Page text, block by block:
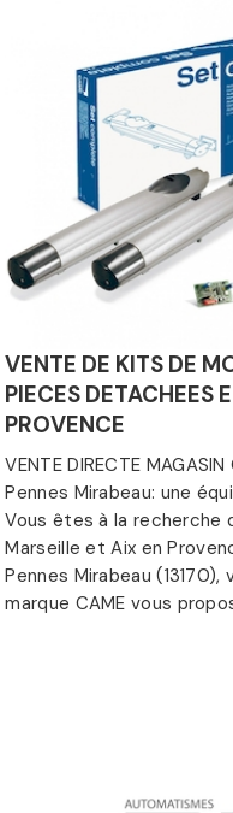
VENTE DE KITS DE
PIECES DETACHEES
PROVENCE
VENTE DIRECTE
Pennes Mirabeau: une
Vous êtes à la recherche
Marseille et Aix en
Pennes Mirabeau
marque CAME vous